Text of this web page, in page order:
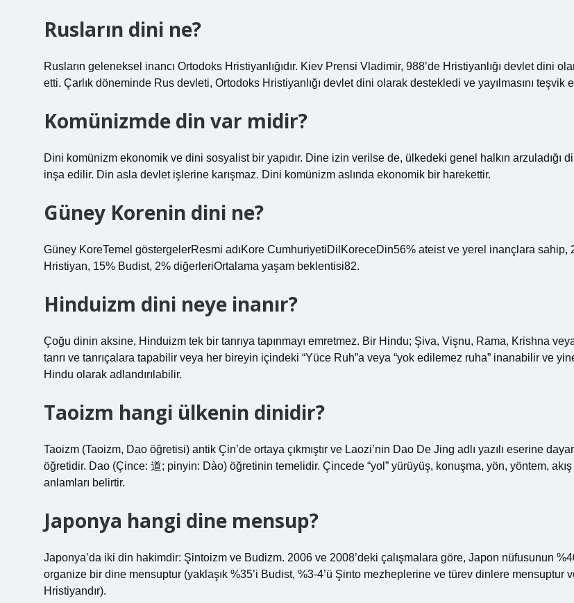
Rusların dini ne?
Rusların geleneksel inancı Ortodoks Hristiyanlığıdır. Kiev Prensi Vladimir, 988’de Hristiyanlığı devlet dini
etti. Çarlık döneminde Rus devleti, Ortodoks Hristiyanlığı devlet dini olarak destekledi ve yayılmasını teşvik
Komünizmde din var midir?
Dini komünizm ekonomik ve dini sosyalist bir yapıdır. Dine izin verilse de, ülkedeki genel halkın arzuladığı
inşa edilir. Din asla devlet işlerine karışmaz. Dini komünizm aslında ekonomik bir harekettir.
Güney Korenin dini ne?
Güney KoreTemel göstergelerResmi adıKore CumhuriyetiDilKoreceDin56% ateist ve yerel inançlara sahip,
Hristiyan, 15% Budist, 2% diğerleriOrtalama yaşam beklentisi82.
Hinduizm dini neye inanır?
Çoğu dinin aksine, Hinduizm tek bir tanrıya tapınmayı emretmez. Bir Hindu; Şiva, Vişnu, Rama, Krishna
tanrı ve tanrıçalara tapabilir veya her bireyin içindeki “Yüce Ruh”a veya “yok edilemez ruha” inanabilir ve
Hindu olarak adlandırılabilir.
Taoizm hangi ülkenin dinidir?
Taoizm (Taoizm, Dao öğretisi) antik Çin’de ortaya çıkmıştır ve Laozi’nin Dao De Jing adlı yazılı eserine
öğretidir. Dao (Çince: 道; pinyin: Dào) öğretinin temelidir. Çincede “yol” yürüyüş, konuşma, yön, yöntem, akış
anlamları belirtir.
Japonya hangi dine mensup?
Japonya’da iki din hakimdir: Şintoizm ve Budizm. 2006 ve 2008’deki çalışmalara göre, Japon nüfusunun
organize bir dine mensuptur (yaklaşık %35’i Budist, %3-4’ü Şinto mezheplerine ve türev dinlere mensuptur
Hristiyandır).